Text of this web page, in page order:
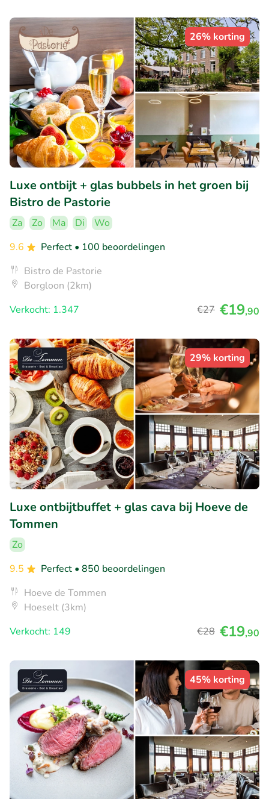
26% korting
Luxe ontbijt + glas bubbels in het groen bij
Bistro de Pastorie
Za Zo Ma Di
Wo
9.6
Perfect • 100 beoordelingen
Bistro de Pastorie
Borgloon (2km)
Verkocht: 1.347
€27 €19,90
29% korting
Luxe ontbijtbuffet + glas cava bij Hoeve de
Tommen
Zo
9.5
Perfect • 850 beoordelingen
Hoeve de Tommen
Hoeselt (3km)
Verkocht: 149
€28 €19,90
45% korting